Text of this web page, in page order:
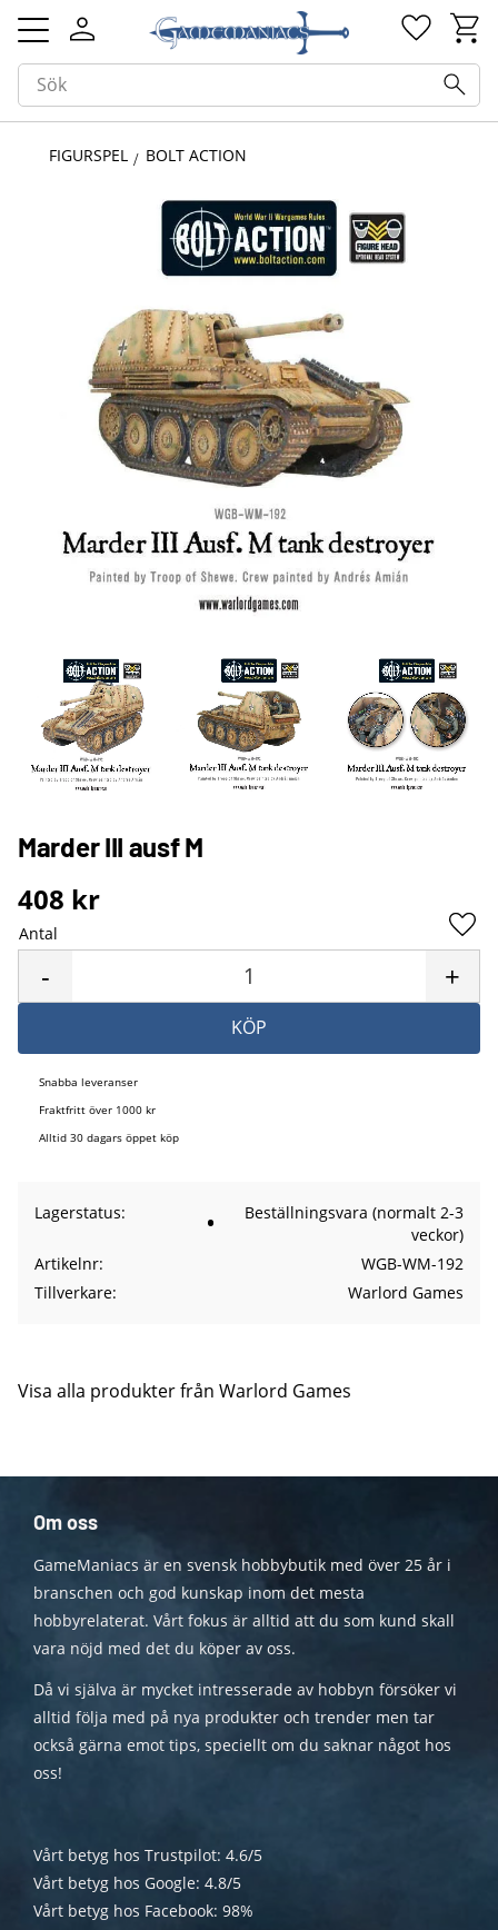
Meny
FIGURSPEL BOLT ACTION
Marder III ausf M
408 kr
Antal
+
-
KÖP
Snabba leveranser
Fraktfritt över 1000 kr
Alltid 30 dagars öppet köp
Lagerstatus
Beställningsvara (normalt 2-3
veckor)
Artikelnr
WGB-WM-192
Tillverkare
Warlord Games
Visa alla produkter från Warlord Games
Om oss
GameManiacs är en svensk hobbybutik med över 25 år i
branschen och god kunskap inom det mesta
hobbyrelaterat. Vårt fokus är alltid att du som kund skall
vara nöjd med det du köper av oss.
Då vi själva är mycket intresserade av hobbyn försöker vi
alltid följa med på nya produkter och trender men tar
också gärna emot tips, speciellt om du saknar något hos
oss!
Vårt betyg hos Trustpilot: 4.6/5
Vårt betyg hos Google: 4.8/5
Vårt betyg hos Facebook: 98%